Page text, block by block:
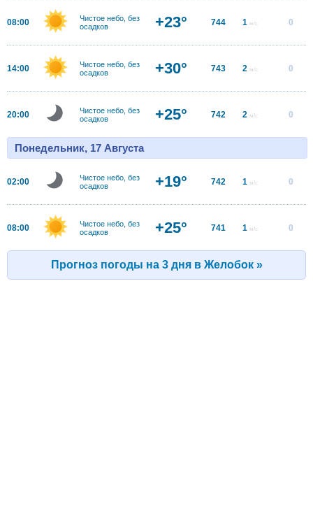
08:00
Чистое небо, без
осадков
+23° 744 1 м/с 0
14:00
Чистое небо, без
осадков
+30° 743 2 м/с 0
20:00
Чистое небо, без
осадков
+25° 742 2 м/с 0
Понедельник, 17 Августа
02:00
Чистое небо, без
осадков
+19° 742 1 м/с 0
08:00
Чистое небо, без
осадков
+25° 741 1 м/с 0
Прогноз погоды на 3 дня в Желобок »